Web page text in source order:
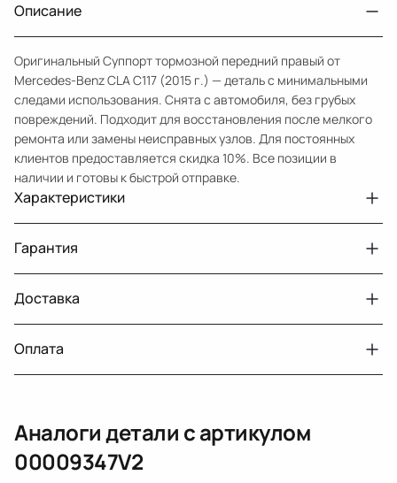
Описание
Оригинальный Суппорт тормозной передний правый от
Mercedes-Benz CLA C117 (2015 г.) — деталь с минимальными
следами использования. Снята с автомобиля, без грубых
повреждений. Подходит для восстановления после мелкого
ремонта или замены неисправных узлов. Для постоянных
клиентов предоставляется скидка 10%. Все позиции в
наличии и готовы к быстрой отправке.
Характеристики
Авто
MercedesBenz CLA C117
Год
2015
Тег
Мерседес Бенс ЦЛАКласс
Гарантия
Двигатели с навесным или без навесного
оборудования
30 дней
Датчик давления топлива, насос
топлива, ТНВД (бензин, дизель), форсунка
бензиновая (дизельная) механическая
(электрическая), инжектор
14 дней
Доставка
Оплата
Оплата онлайн
Аналоги детали с артикулом
00009347V2